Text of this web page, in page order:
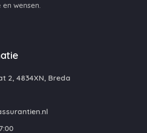
wensen.
2, 4834XN, Breda